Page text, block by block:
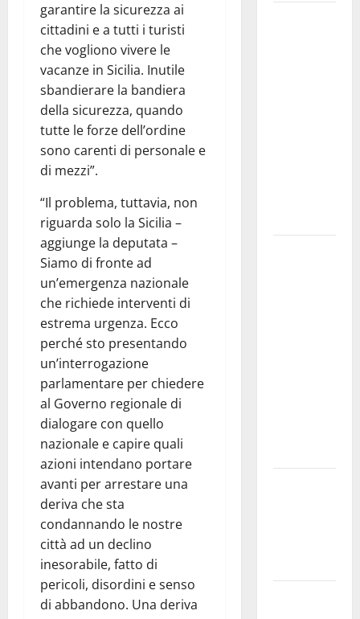
garantire la sicurezza ai
cittadini e a tutti i turisti
che vogliono vivere le
vacanze in Sicilia. Inutile
sbandierare la bandiera
della sicurezza, quando
tutte le forze dell’ordine
sono carenti di personale e
di mezzi”.
“Il problema, tuttavia, non
riguarda solo la Sicilia –
aggiunge la deputata –
Siamo di fronte ad
un’emergenza nazionale
che richiede interventi di
estrema urgenza. Ecco
perché sto presentando
un’interrogazione
parlamentare per chiedere
al Governo regionale di
dialogare con quello
nazionale e capire quali
azioni intendano portare
avanti per arrestare una
deriva che sta
condannando le nostre
città ad un declino
inesorabile, fatto di
pericoli, disordini e senso
di abbandono. Una deriva